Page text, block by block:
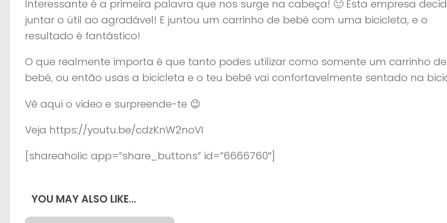
Interessante é a primeira palavra que nos surge na cabeça! 🙂 Esta empresa
juntar o útil ao agradável! E juntou um carrinho de bebé com uma bicicleta, e o
resultado é fantástico!
O que realmente importa é que tanto podes utilizar como somente um carrinho de
bebé, ou então usas a bicicleta e o teu bebê vai confortavelmente sentado na
Vê aqui o video e surpreende-te 😉
Veja https://youtu.be/cdzKnW2noVI
[shareaholic app=”share_buttons” id=”6666760″]
YOU MAY ALSO LIKE...